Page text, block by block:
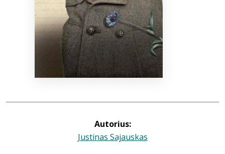
Autorius:
Justinas Sajauskas